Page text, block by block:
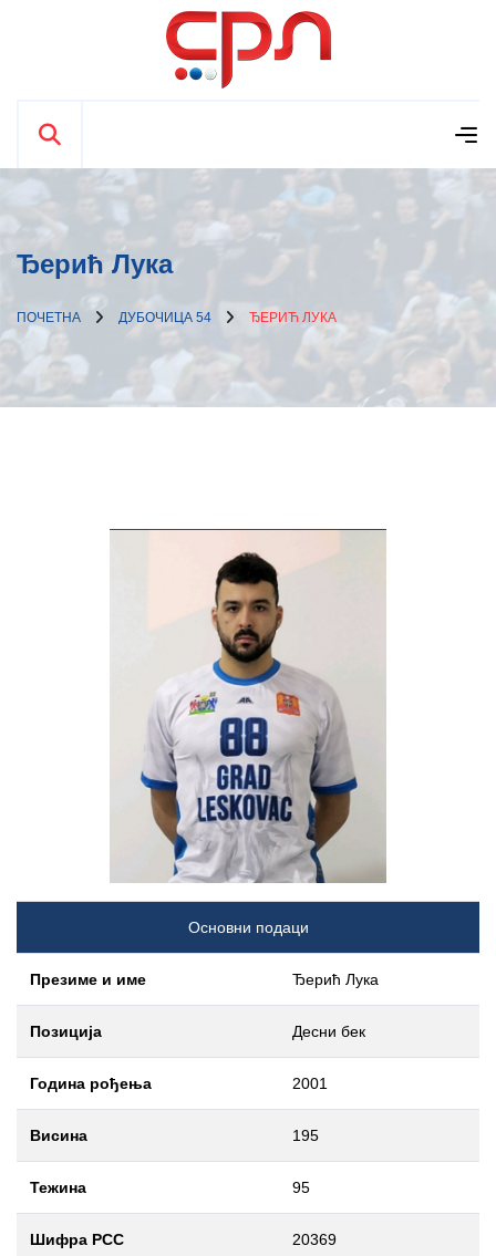
Ђерић Лука
ПОЧЕТНА ДУБОЧИЦА 54 ЂЕРИЋ ЛУКА
Основни подаци
Презиме и име Ђерић Лука
Позиција Десни бек
Година рођења 2001
Висина 195
Тежина 95
Шифра РСС 20369